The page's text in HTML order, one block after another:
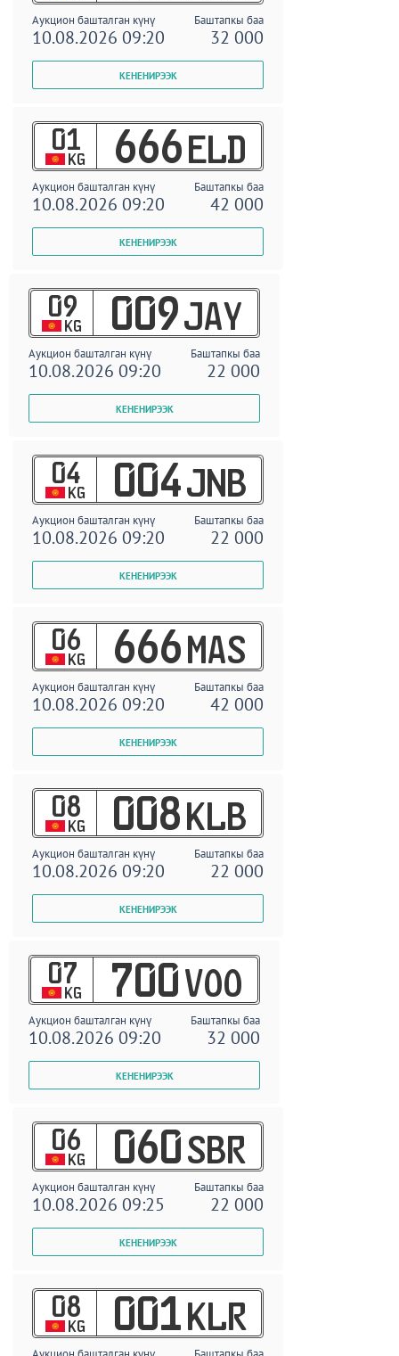
Аукцион башталган күнү Баштапкы баа
10.08.2026 09:20 32 000
01
KG 666 ELD
Аукцион башталган күнү Баштапкы баа
10.08.2026 09:20 42 000
09
KG 009 JAY
Аукцион башталган күнү Баштапкы баа
10.08.2026 09:20 22 000
04
KG 004 JNB
Аукцион башталган күнү Баштапкы баа
10.08.2026 09:20 22 000
06
KG 666 MAS
Аукцион башталган күнү Баштапкы баа
10.08.2026 09:20 42 000
08
KG 008 KLB
Аукцион башталган күнү Баштапкы баа
10.08.2026 09:20 22 000
07
KG 700 VOO
Аукцион башталган күнү Баштапкы баа
10.08.2026 09:20 32 000
06
KG 060 SBR
Аукцион башталган күнү Баштапкы баа
10.08.2026 09:25 22 000
08
KG 001 KLR